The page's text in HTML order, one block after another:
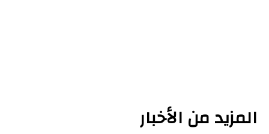
المزيد من الأخبار